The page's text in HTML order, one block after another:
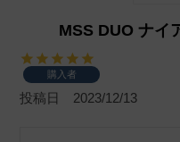
MSS DUO ナイ
購入者
投稿日 2023/12/13